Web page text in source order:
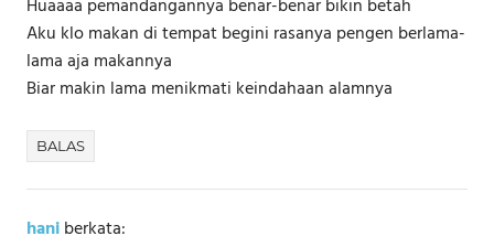
Huaaaa pemandangannya benar-benar bikin betah
Aku klo makan di tempat begini rasanya pengen berlama-
lama aja makannya
Biar makin lama menikmati keindahaan alamnya
BALAS
haniberkata: